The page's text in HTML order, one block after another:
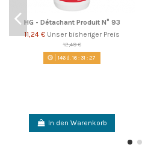
HG - Détachant Produit N° 93
11,24 € Unser bisheriger Preis
12,49 €
146d. 16:31 :26
In den Warenkorb